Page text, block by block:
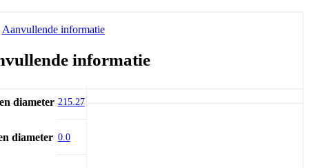
Aanvullende informatie
informatie
diameter 215.27
diameter 0.0